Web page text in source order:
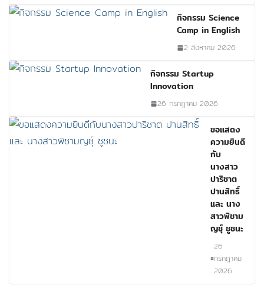
กิจกรรม Science
Camp in English
2 สิงหาคม 2026
กิจกรรม Startup
Innovation
26 กรกฎาคม 2026
ขอแสดง
ความยินดี
กับ
นางสาว
ปาริชาต
ปานสิทธิ์
และ นาง
สาวพิชาม
ญชุ์ ชูชนะ
26
กรกฎาคม
2026